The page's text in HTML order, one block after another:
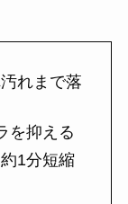
れまで落
を抑える
1分短縮